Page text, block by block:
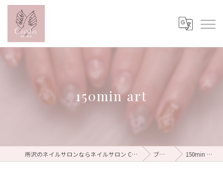
150min art
所沢のネイルサロンならネイルサロン Carlo ブログ 150min art